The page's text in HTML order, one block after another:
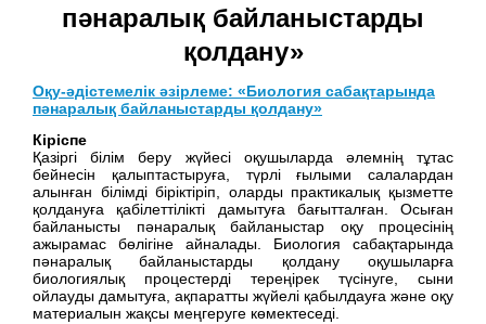
пәнаралық байланыстарды
қолдану»
Оқу-әдістемелік әзірлеме: «Биология сабақтарында
пәнаралық байланыстарды қолдану»
Кіріспе
Қазіргі білім беру жүйесі оқушыларда әлемнің тұтас
бейнесін қалыптастыруға, түрлі ғылыми салалардан
алынған білімді біріктіріп, оларды практикалық қызметте
қолдануға қабілеттілікті дамытуға бағытталған. Осыған
байланысты пәнаралық байланыстар оқу процесінің
ажырамас бөлігіне айналады. Биология сабақтарында
пәнаралық байланыстарды қолдану оқушыларға
биологиялық процестерді тереңірек түсінуге, сыни
ойлауды дамытуға, ақпаратты жүйелі қабылдауға және оқу
материалын жақсы меңгеруге көмектеседі.